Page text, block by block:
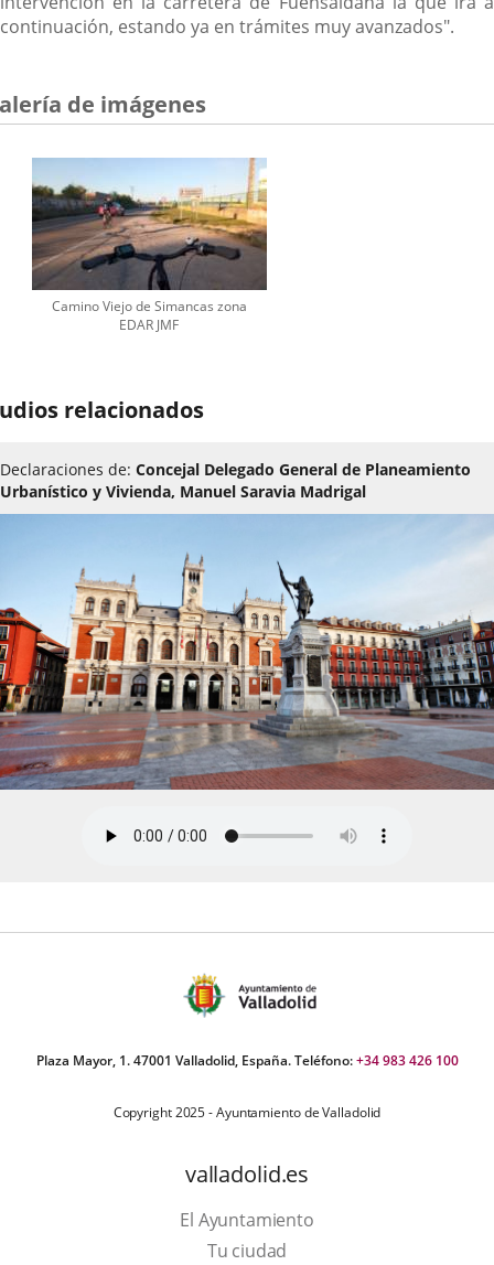
continuación, estando ya en trámites muy avanzados".
de imágenes
Camino Viejo de Simancas zona
EDAR JMF
relacionados
Declaraciones de: Concejal Delegado General de Planeamiento
Urbanístico y Vivienda, Manuel Saravia Madrigal
Plaza Mayor, 1. 47001 Valladolid, España. Teléfono:+34 983 426 100
Copyright 2025 - Ayuntamiento de Valladolid
valladolid.es
El Ayuntamiento
Tu ciudad